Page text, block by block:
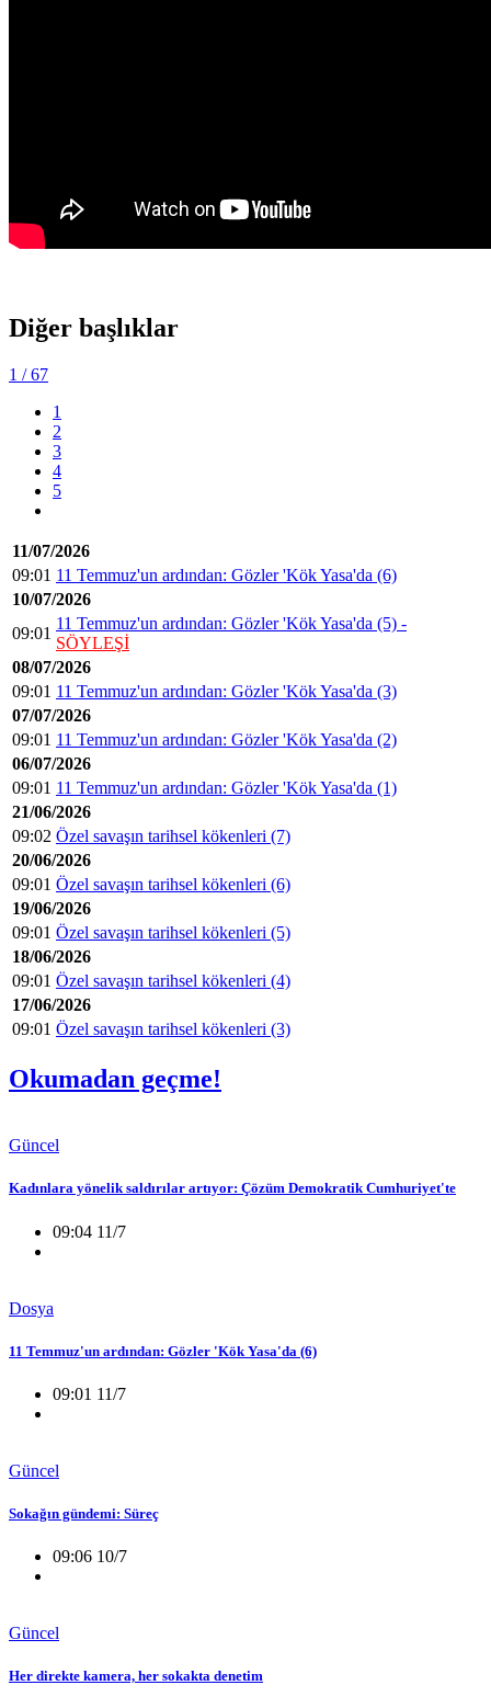
Diğer başlıklar
1 / 67
1
2
3
4
5
11/07/2026
09:01 11 Temmuz'un ardından: Gözler 'Kök Yasa'da (6)
10/07/2026
09:01
11 Temmuz'un ardından: Gözler 'Kök Yasa'da (5) -
SÖYLEŞİ
08/07/2026
09:01 11 Temmuz'un ardından: Gözler 'Kök Yasa'da (3)
07/07/2026
09:01 11 Temmuz'un ardından: Gözler 'Kök Yasa'da (2)
06/07/2026
09:01 11 Temmuz'un ardından: Gözler 'Kök Yasa'da (1)
21/06/2026
09:02 Özel savaşın tarihsel kökenleri (7)
20/06/2026
09:01 Özel savaşın tarihsel kökenleri (6)
19/06/2026
09:01 Özel savaşın tarihsel kökenleri (5)
18/06/2026
09:01 Özel savaşın tarihsel kökenleri (4)
17/06/2026
09:01 Özel savaşın tarihsel kökenleri (3)
Okumadan geçme!
Güncel
Kadınlara yönelik saldırılar artıyor: Çözüm Demokratik Cumhuriyet'te
09:04 11/7
Dosya
11 Temmuz'un ardından: Gözler 'Kök Yasa'da (6)
09:01 11/7
Güncel
Sokağın gündemi: Süreç
09:06 10/7
Güncel
Her direkte kamera, her sokakta denetim